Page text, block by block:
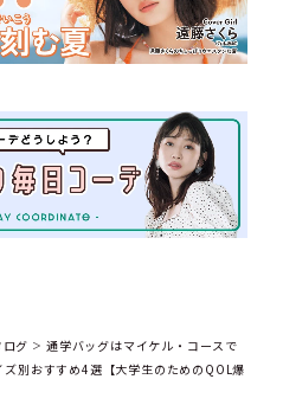
グ
通学バッグはマイケル・コースで
別おすすめ4選【大学生のためのQOL爆